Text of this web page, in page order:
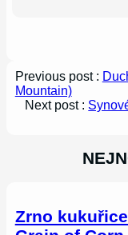
Previous post :
Mountain)
Next post :
Zrno